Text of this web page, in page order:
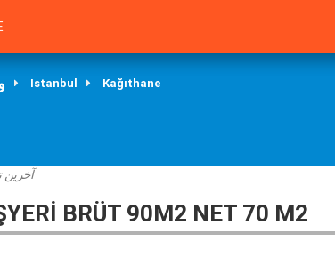
Istanbul Kağıthane
آخرین
BRÜT 90M2 NET 70 M2